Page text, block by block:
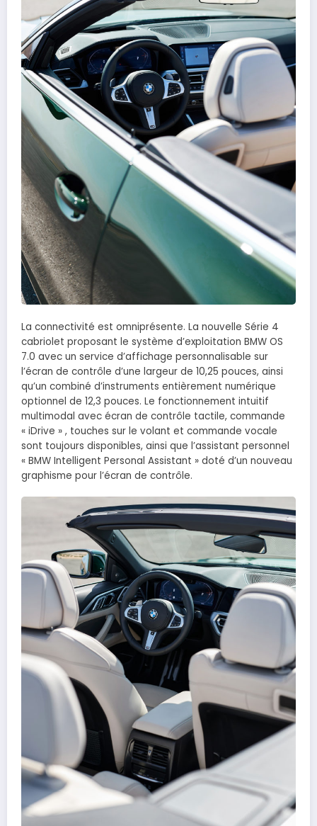
La connectivité est omniprésente. La nouvelle Série 4
cabriolet proposant le système d’exploitation BMW OS
7.0 avec un service d’affichage personnalisable sur
l’écran de contrôle d’une largeur de 10,25 pouces, ainsi
qu’un combiné d’instruments entièrement numérique
optionnel de 12,3 pouces. Le fonctionnement intuitif
multimodal avec écran de contrôle tactile, commande
« iDrive » , touches sur le volant et commande vocale
sont toujours disponibles, ainsi que l’assistant personnel
« BMW Intelligent Personal Assistant » doté d’un nouveau
graphisme pour l’écran de contrôle.